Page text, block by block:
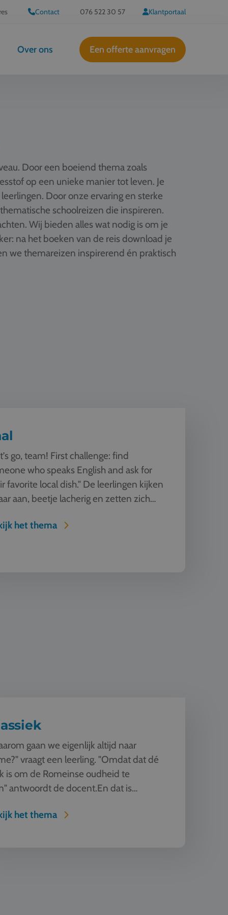
Contact 076 522 30 57 Klantportaal
Over ons Een offerte aanvragen
Door een boeiend thema zoals
op een unieke manier tot leven. Je
Door onze ervaring en sterke
schoolreizen die inspireren.
Wij bieden alles wat nodig is om je
na het boeken van de reis download je
we themareizen inspirerend én praktisch
go, team! First challenge: find
who speaks English and ask for
favorite local dish." De leerlingen kijken
aan, beetje lacherig en zetten zich
het thema
gaan we eigenlijk altijd naar
vraagt een leerling. "Omdat dat dé
is om de Romeinse oudheid te
antwoordt de docent.En dat is
het thema